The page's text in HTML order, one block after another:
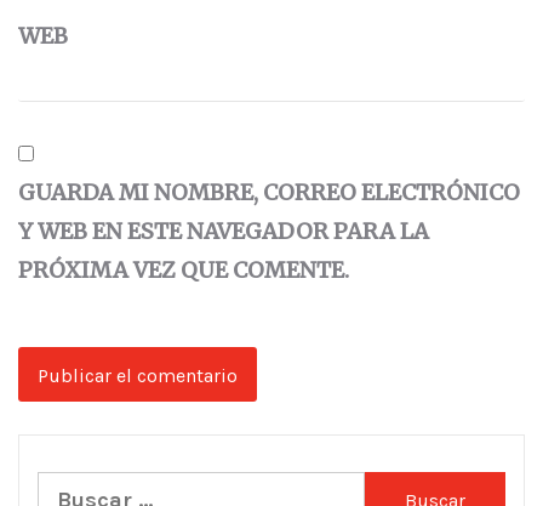
WEB
GUARDA MI NOMBRE, CORREO ELECTRÓNICO
Y WEB EN ESTE NAVEGADOR PARA LA
PRÓXIMA VEZ QUE COMENTE.
Buscar: